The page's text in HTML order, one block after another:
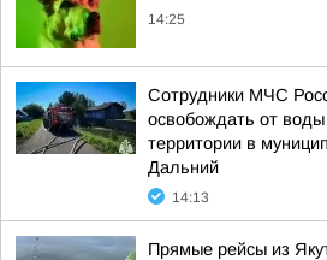
14:25
Сотрудники МЧС
освобождать от
территории в
Дальний
14:13
Прямые рейсы из